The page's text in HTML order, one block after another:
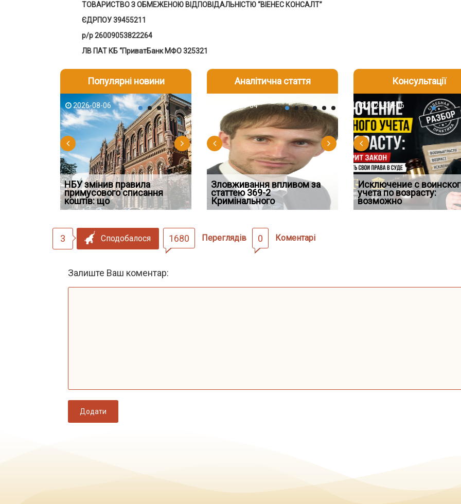
ТОВАРИСТВО З ОБМЕЖЕНОЮ ВІДПОВІДАЛЬНІСТЮ “ВІЕНЕС КОНСАЛТ”
ЄДРПОУ 39455211
р/р 26009053822264
ЛВ ПАТ КБ “ПриватБанк МФО 325321
Популярні новини
2026-08-06
НБУ змінив правила
примусового списання
коштів: що
Правомірним і ефективним
способом захисту речових
2026-08-05
Чоловік помер, але позика
залишилася: як фраза «на
Аналітична стаття
2026-08-03
Водії можуть отримати
компенсацію за незаконні
дії
2026-08-04
Зловживання впливом за
статтею 369-2
Кримінального
2026-08-04
Переоформлення
відстрочки за іншою
підставою: нов
Консультації
2026-07-27
Чи скасують бронювання з 1
вересня? Що насправді з
2026-08-06
Исключение с
учета по возрасту:
возможно
2026-07-30
Восьмий ААС
підтвердив, що
скас
3 Сподобалося 1680 Переглядів 0 Коментарі
Залиште Ваш коментар:
Додати